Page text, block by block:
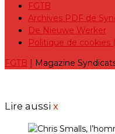
FGTB
Archives PDF de
De Nieuwe Werker
Politique de cookies
FGTB | Magazine
Lire aussi x